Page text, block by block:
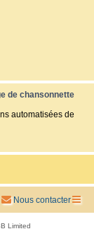
de chansonnette
automatisées de
Nous contacter
Limited